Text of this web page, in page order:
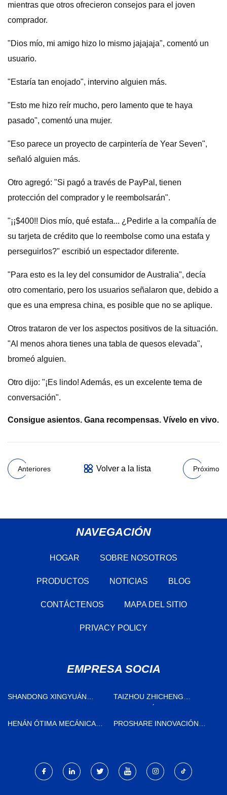
mientras que otros ofrecieron consejos para el joven
comprador.
"Dios mío, mi amigo hizo lo mismo jajajaja", comentó un
usuario.
"Estaría tan enojado", intervino alguien más.
"Esto me hizo reír mucho, pero lamento que te haya
pasado", comentó una mujer.
"Eso parece un proyecto de carpintería de Year Seven",
señaló alguien más.
Otro agregó: "Si pagó a través de PayPal, tienen
protección del comprador y le reembolsarán".
"¡¡$400!! Dios mío, qué estafa... ¿Pedirle a la compañía de
su tarjeta de crédito que lo reembolse como una estafa y
perseguirlos?" escribió un espectador diferente.
"Para esto es la ley del consumidor de Australia", decía
otro comentario, pero los usuarios señalaron que, debido a
que es una empresa china, es posible que no se aplique.
Otros trataron de ver los aspectos positivos de la situación.
"Al menos ahora tienes una tabla de quesos elevada",
bromeó alguien.
Otro dijo: "¡Es lindo! Además, es un excelente tema de
conversación".
Consigue asientos. Gana recompensas. Vívelo en vivo.
Anteriores Volver a la lista Próximo
NAVEGACIÓN
HOGAR SOBRE NOSOTROS
PRODUCTOS NOTICIAS BLOG
CONTÁCTENOS MAPA DEL SITIO
PRIVACY POLICY
EMPRESA SOCIA
SHANDONG XINGYUÁN
COMERCIO CO., LTD
TAIZHOU ZHICHENG
LTD
HENÁN ÓTIMA MECÁNICA
PROSHARE INNOVACIÓN